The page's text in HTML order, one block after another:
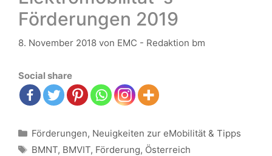
Förderungen 2019
8. November 2018 von EMC - Redaktion bm
Social share
Kategorien
Förderungen, Neuigkeiten zur eMobilität & Tipps
Schlagwörter
BMNT, BMVIT, Förderung, Österreich